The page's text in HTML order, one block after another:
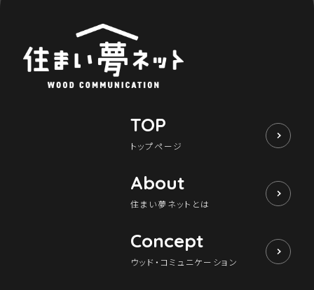
TOP
トップページ
About
住まい夢ネットとは
Concept
ウッド・コミュニケーション